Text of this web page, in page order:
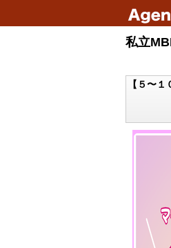
私立
【５〜